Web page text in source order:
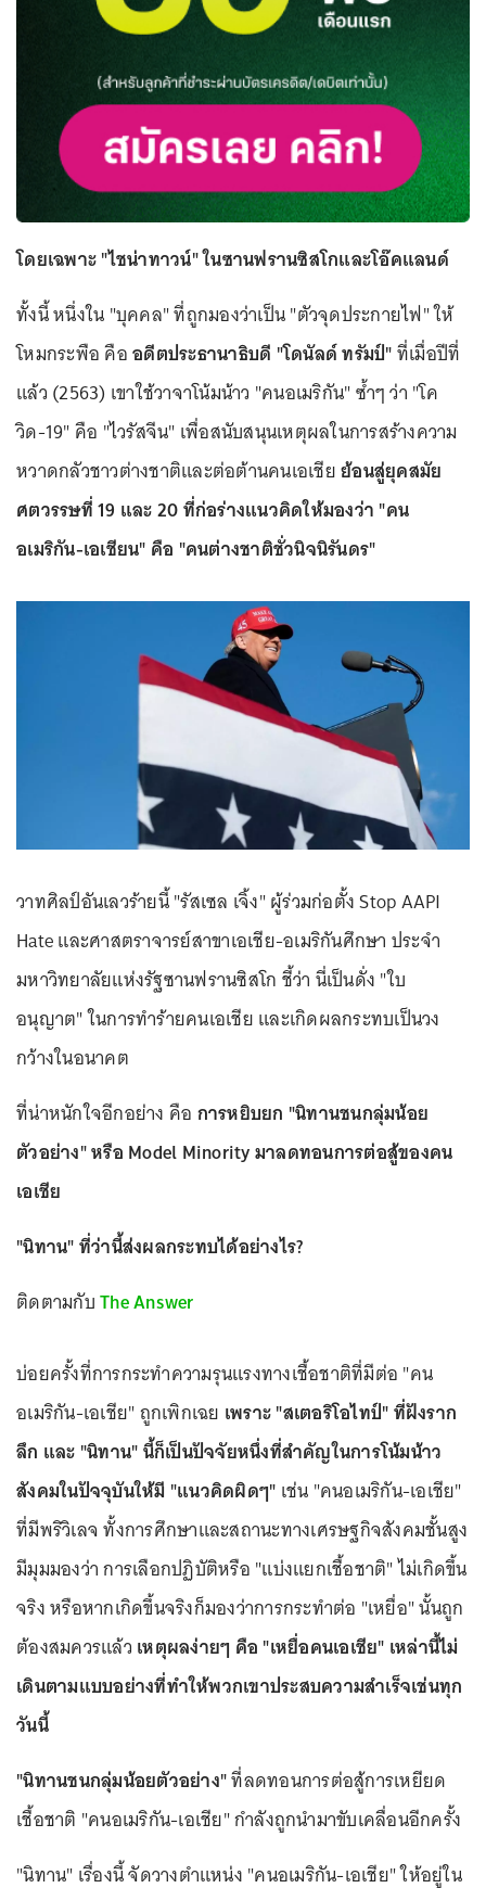
โดยเฉพาะ "ไชน่าทาวน์" ในซานฟรานซิสโกและโอ๊คแลนด์
ทั้งนี้ หนึ่งใน "บุคคล" ที่ถูกมองว่าเป็น "ตัวจุดประกายไฟ" ให้
โหมกระพือ คืออดีตประธานาธิบดี "โดนัลด์ ทรัมป์"ที่เมื่อปีที่
แล้ว (2563) เขาใช้วาจาโน้มน้าว "คนอเมริกัน" ซ้ำๆ ว่า "โค
วิด-19" คือ "ไวรัสจีน" เพื่อสนับสนุนเหตุผลในการสร้างความ
หวาดกลัวชาวต่างชาติและต่อต้านคนเอเชียย้อนสู่ยุคสมัย
ศตวรรษที่ 19 และ 20 ที่ก่อร่างแนวคิดให้มองว่า "คน
อเมริกัน-เอเชียน" คือ "คนต่างชาติชั่วนิจนิรันดร"
วาทศิลป์อันเลวร้ายนี้ "รัสเซล เจิ้ง" ผู้ร่วมก่อตั้ง Stop AAPI
Hate และศาสตราจารย์สาขาเอเชีย-อเมริกันศึกษา ประจำ
มหาวิทยาลัยแห่งรัฐซานฟรานซิสโก ชี้ว่า นี่เป็นดั่ง "ใบ
อนุญาต" ในการทำร้ายคนเอเชีย และเกิดผลกระทบเป็นวง
กว้างในอนาคต
ที่น่าหนักใจอีกอย่าง คือ การหยิบยก "นิทานชนกลุ่มน้อย
ตัวอย่าง" หรือ Model Minority มาลดทอนการต่อสู้ของคน
เอเชีย
"นิทาน" ที่ว่านี้ส่งผลกระทบได้อย่างไร?
ติดตามกับThe Answer
บ่อยครั้งที่การกระทำความรุนแรงทางเชื้อชาติที่มีต่อ "คน
อเมริกัน-เอเชีย" ถูกเพิกเฉย เพราะ "สเตอริโอไทป์" ที่ฝังราก
ลึก และ "นิทาน" นี้ก็เป็นปัจจัยหนึ่งที่สำคัญในการโน้มน้าว
สังคมในปัจจุบันให้มี "แนวคิดผิดๆ" เช่น "คนอเมริกัน-เอเชีย"
ที่มีพริวิเลจ ทั้งการศึกษาและสถานะทางเศรษฐกิจสังคมชั้นสูง
มีมุมมองว่า การเลือกปฏิบัติหรือ "แบ่งแยกเชื้อชาติ" ไม่เกิดขึ้น
จริง หรือหากเกิดขึ้นจริงก็มองว่าการกระทำต่อ "เหยื่อ" นั้นถูก
ต้องสมควรแล้ว เหตุผลง่ายๆ คือ "เหยื่อคนเอเชีย" เหล่านี้ไม่
เดินตามแบบอย่างที่ทำให้พวกเขาประสบความสำเร็จเช่นทุก
วันนี้
"นิทานชนกลุ่มน้อยตัวอย่าง"ที่ลดทอนการต่อสู้การเหยียด
เชื้อชาติ "คนอเมริกัน-เอเชีย" กำลังถูกนำมาขับเคลื่อนอีกครั้ง
"นิทาน" เรื่องนี้ จัดวางตำแหน่ง "คนอเมริกัน-เอเชีย" ให้อยู่ใน